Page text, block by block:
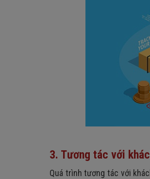
3. Tương tác với
Quá trình tương tác với